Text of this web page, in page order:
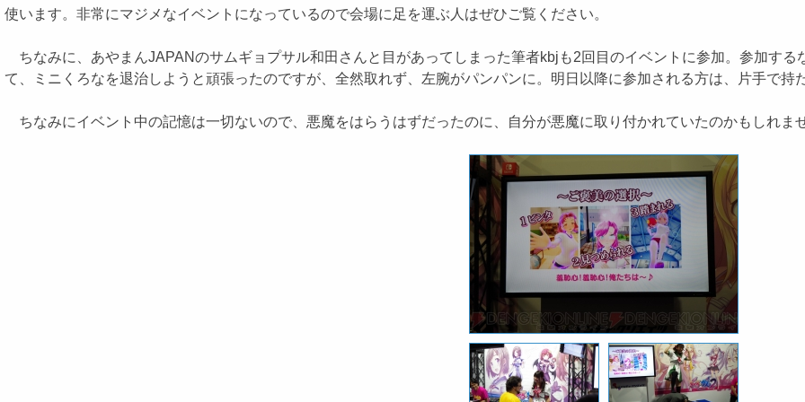
使います。非常にマジメなイベントになっているので会場に足を運ぶ人はぜひご覧ください。
ちなみに、あやまんJAPANのサムギョプサル和田さんと目があってしまった筆者kbjも2回目のイベントに参加。参加す
て、ミニくろなを退治しようと頑張ったのですが、全然取れず、左腕がパンパンに。明日以降に参加される方は、片手で持
ちなみにイベント中の記憶は一切ないので、悪魔をはらうはずだったのに、自分が悪魔に取り付かれていたのかもしれま